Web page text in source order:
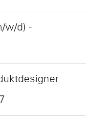
w/d) -